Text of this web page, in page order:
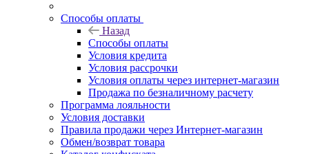
Способы оплаты
Назад
Способы оплаты
Условия кредита
Условия рассрочки
Условия оплаты через интернет-магазин
Продажа по безналичному расчету
Программа лояльности
Условия доставки
Правила продажи через Интернет-магазин
Обмен/возврат товара